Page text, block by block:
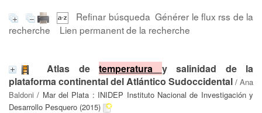
Refinar búsqueda Générer le flux rss de la
recherche
Lien permanent de la recherche
Atlas detemperatura y salinidad de la
plataforma continental del Atlántico Sudoccidental / Ana
Baldoni / Mar del Plata : INIDEP Instituto Nacional de Investigación y
Desarrollo Pesquero (2015)